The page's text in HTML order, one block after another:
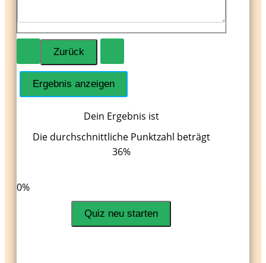
Dein Ergebnis ist
Die durchschnittliche Punktzahl beträgt
36%
0%
Quiz neu starten